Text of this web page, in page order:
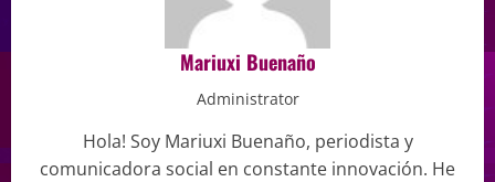
Mariuxi Buenaño
Administrator
Hola! Soy Mariuxi Buenaño, periodista y
comunicadora social en constante innovación. He